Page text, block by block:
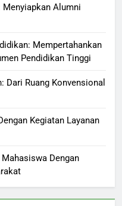
Alumni
Mempertahankan
Pendidikan Tinggi
Dari Ruang Konvensional
Kegiatan Layanan
Dengan